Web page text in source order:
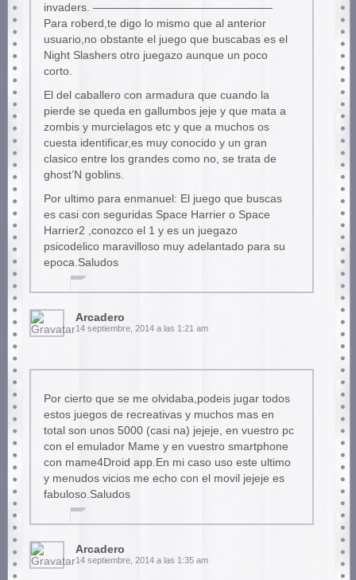
invaders. ———–————————————–
Para roberd,te digo lo mismo que al anterior
usuario,no obstante el juego que buscabas es el
Night Slashers otro juegazo aunque un poco
corto.
El del caballero con armadura que cuando la
pierde se queda en gallumbos jeje y que mata a
zombis y murcielagos etc y que a muchos os
cuesta identificar,es muy conocido y un gran
clasico entre los grandes como no, se trata de
ghost’N goblins.
Por ultimo para enmanuel: El juego que buscas
es casi con seguridas Space Harrier o Space
Harrier2 ,conozco el 1 y es un juegazo
psicodelico maravilloso muy adelantado para su
epoca.Saludos
Arcadero
14 septiembre, 2014 a las 1:21 am
Por cierto que se me olvidaba,podeis jugar todos
estos juegos de recreativas y muchos mas en
total son unos 5000 (casi na) jejeje, en vuestro pc
con el emulador Mame y en vuestro smartphone
con mame4Droid app.En mi caso uso este ultimo
y menudos vicios me echo con el movil jejeje es
fabuloso.Saludos
Arcadero
14 septiembre, 2014 a las 1:35 am